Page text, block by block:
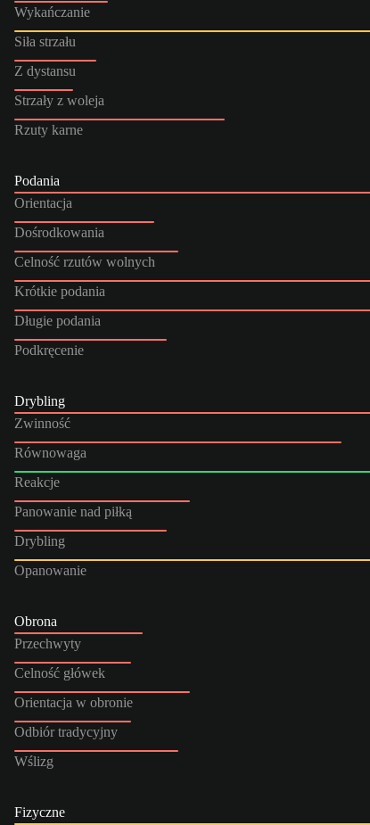
Wykańczanie
Siła strzału
Z dystansu
Strzały z woleja
Rzuty karne
Podania
Orientacja
Dośrodkowania
Celność rzutów wolnych
Krótkie podania
Długie podania
Podkręcenie
Drybling
Zwinność
Równowaga
Reakcje
Panowanie nad piłką
Drybling
Opanowanie
Obrona
Przechwyty
Celność główek
Orientacja w obronie
Odbiór tradycyjny
Wślizg
Fizyczne